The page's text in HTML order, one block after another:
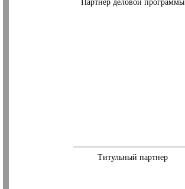
Партнер деловой программы
Титульный партнер